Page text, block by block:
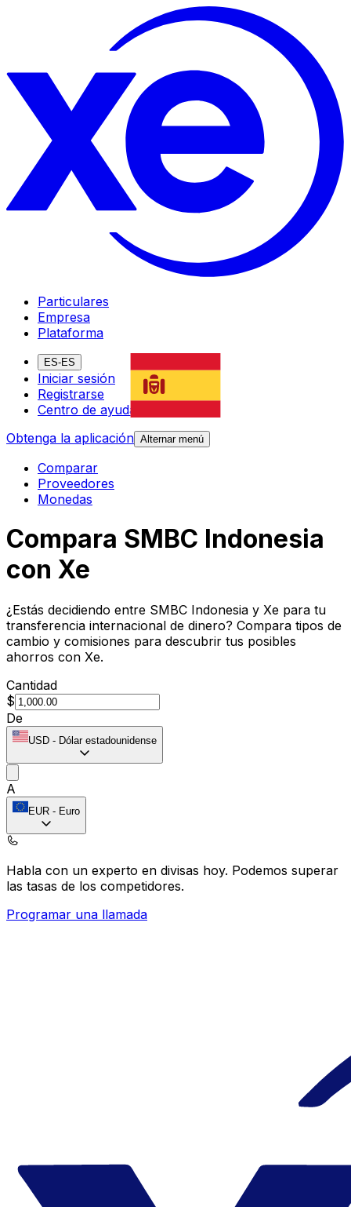
Particulares
Empresa
Plataforma
ES-ES
Iniciar sesión
Registrarse
Centro de ayuda
Obtenga la aplicación Alternar menú
Comparar
Proveedores
Monedas
Compara SMBC Indonesia
con Xe
¿Estás decidiendo entre SMBC Indonesia y Xe para tu
transferencia internacional de dinero? Compara tipos de
cambio y comisiones para descubrir tus posibles
ahorros con Xe.
Cantidad
$
De
USD - Dólar estadounidense
A
EUR - Euro
Habla con un experto en divisas hoy. Podemos superar
las tasas de los competidores.
Programar una llamada